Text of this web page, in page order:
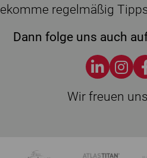
regelmäßig
Dann folge uns auch
Wir freuen